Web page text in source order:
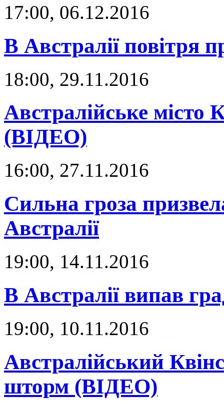
17:00, 06.12.2016
В Австралії повітря
18:00, 29.11.2016
Австралійське місто
(ВІДЕО)
16:00, 27.11.2016
Сильна гроза
Австралії
19:00, 14.11.2016
В Австралії випав
19:00, 10.11.2016
Австралійський
шторм (ВІДЕО)